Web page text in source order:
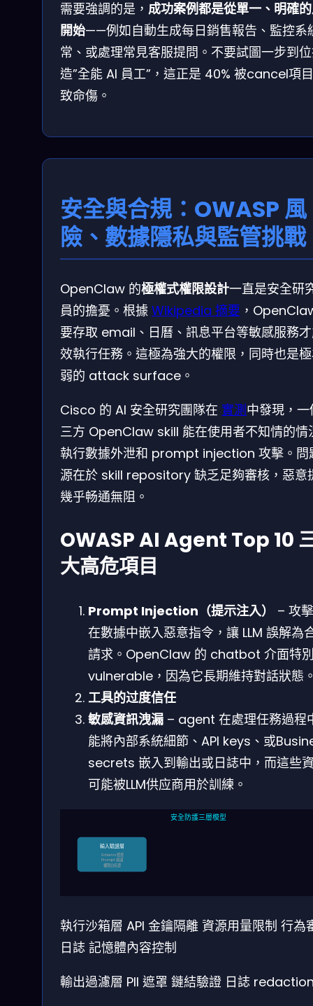
需要強調的是， 成功案例都是從單一、明確
開始——例如自動生成每日銷售報告、監控系
常、或處理常見客服提問。不要試圖一步到
造”全能 AI 員工”，這正是 40% 被cancel項
致命傷。
安全與合規：OWASP 風
險、數據隱私與監管挑戰
OpenClaw 的極權式權限設計一直是安全研
員的擔憂。根據 Wikipedia 摘要 ，
要存取 email、日曆、訊息平台等敏感服務
效執行任務。這極為強大的權限，同時也是
弱的 attack surface。
Cisco 的 AI 安全研究團隊在 實測中發現，
三方 OpenClaw skill 能在使用者不知情的情
執行數據外泄和 prompt injection 攻擊。問
源在於 skill repository 缺乏足夠審核，惡意
幾乎畅通無阻。
OWASP AI Agent Top 10
大高危項目
Prompt Injection（提示注入）
– 攻
在數據中嵌入惡意指令，讓 LLM 誤解為
請求。OpenClaw 的 chatbot 介面特
vulnerable，因為它長期維持對話狀態
工具的过度信任
敏感資訊洩漏 – agent 在處理任務過程
能將內部系統細節、API keys、或
secrets 嵌入到輸出或日誌中，而這些
可能被LLM供应商用於訓練。
安全防護三層模型
輸入驗證層
Schema 檢查
Prompt 過濾
權限白名單
執行沙箱層 API 金鑰隔離 資源用量限制 行為
日誌 記憶體內容控制
輸出過濾層 PII 遮罩 鏈結驗證 日誌